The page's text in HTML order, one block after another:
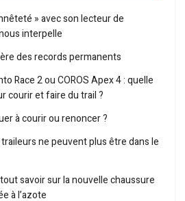
» avec son lecteur de
interpelle
des records permanents
Race 2 ou COROS Apex 4 : quelle
courir et faire du trail ?
à courir ou renoncer ?
ne peuvent plus être dans le
savoir sur la nouvelle chaussure
à l’azote